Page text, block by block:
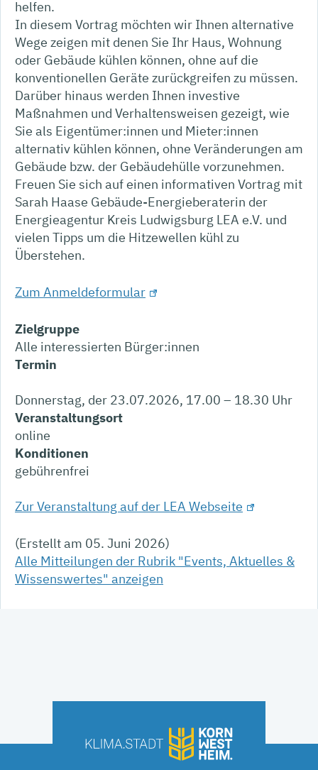
helfen.
In diesem Vortrag möchten wir Ihnen alternative
Wege zeigen mit denen Sie Ihr Haus, Wohnung
oder Gebäude kühlen können, ohne auf die
konventionellen Geräte zurückgreifen zu müssen.
Darüber hinaus werden Ihnen investive
Maßnahmen und Verhaltensweisen gezeigt, wie
Sie als Eigentümer:innen und Mieter:innen
alternativ kühlen können, ohne Veränderungen am
Gebäude bzw. der Gebäudehülle vorzunehmen.
Freuen Sie sich auf einen informativen Vortrag mit
Sarah Haase Gebäude-Energieberaterin der
Energieagentur Kreis Ludwigsburg LEA e.V. und
vielen Tipps um die Hitzewellen kühl zu
Überstehen.
Zum Anmeldeformular
Zielgruppe
Alle interessierten Bürger:innen
Termin
Donnerstag, der 23.07.2026, 17.00 – 18.30 Uhr
Veranstaltungsort
online
Konditionen
gebührenfrei
Zur Veranstaltung auf der LEA Webseite
(Erstellt am 05. Juni 2026)
Alle Mitteilungen der Rubrik "Events, Aktuelles &
Wissenswertes" anzeigen